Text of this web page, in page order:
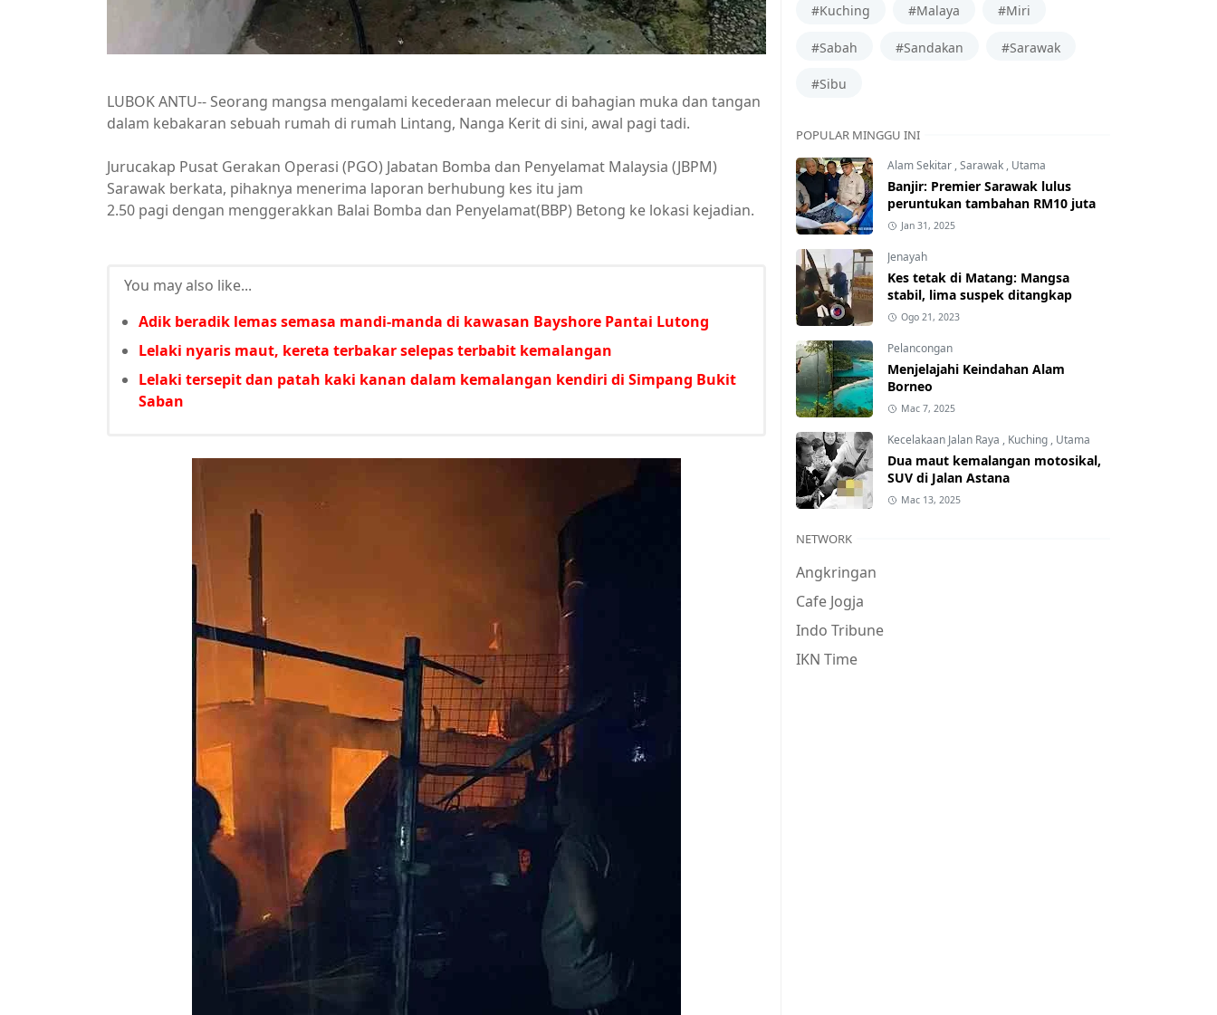
LUBOK ANTU-- Seorang mangsa mengalami kecederaan melecur di bahagian muka dan tangan
dalam kebakaran sebuah rumah di rumah Lintang, Nanga Kerit di sini, awal pagi tadi.
Jurucakap Pusat Gerakan Operasi (PGO) Jabatan Bomba dan Penyelamat Malaysia (JBPM)
Sarawak berkata, pihaknya menerima laporan berhubung kes itu jam
2.50 pagi dengan menggerakkan Balai Bomba dan Penyelamat(BBP) Betong ke lokasi kejadian.
You may also like...
Adik beradik lemas semasa mandi-manda di kawasan Bayshore Pantai Lutong
Lelaki nyaris maut, kereta terbakar selepas terbabit kemalangan
Lelaki tersepit dan patah kaki kanan dalam kemalangan kendiri di Simpang Bukit
Saban
#Kuching #Malaya #Miri
#Sabah #Sandakan #Sarawak
#Sibu
POPULAR MINGGU INI
Alam Sekitar ,Sarawak , Utama
Banjir: Premier Sarawak lulus
peruntukan tambahan RM10 juta
Jan 31, 2025
Jenayah
Kes tetak di Matang: Mangsa
stabil, lima suspek ditangkap
Ogo 21, 2023
Pelancongan
Menjelajahi Keindahan Alam
Borneo
Mac 7, 2025
Kecelakaan Jalan Raya , Kuching , Utama
Dua maut kemalangan motosikal,
SUV di Jalan Astana
Mac 13, 2025
NETWORK
Angkringan
Cafe Jogja
Indo Tribune
IKN Time